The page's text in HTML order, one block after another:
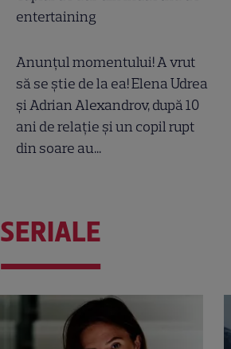
entertaining
Anunțul momentului! A vrut
să se știe de la ea! Elena Udrea
și Adrian Alexandrov, după 10
ani de relație și un copil rupt
din soare au...
SERIALE